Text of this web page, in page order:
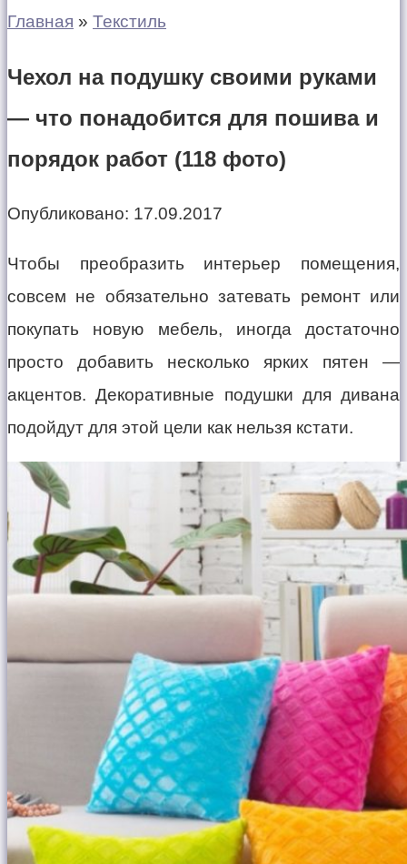
Главная » Текстиль
Чехол на подушку своими руками
— что понадобится для пошива и
порядок работ (118 фото)
Опубликовано: 17.09.2017
Чтобы преобразить интерьер помещения,
совсем не обязательно затевать ремонт или
покупать новую мебель, иногда достаточно
просто добавить несколько ярких пятен —
акцентов. Декоративные подушки для дивана
подойдут для этой цели как нельзя кстати.